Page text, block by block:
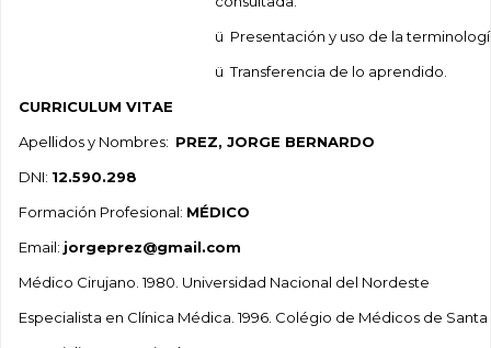
ü Presentación y uso de la
ü Transferencia de lo aprendido.
CURRICULUM VITAE
Apellidos y Nombres: PREZ, JORGE BERNARDO
DNI: 12.590.298
Formación Profesional: MÉDICO
Email: jorgeprez@gmail.com
Médico Cirujano. 1980. Universidad Nacional del Nordeste
Especialista en Clínica Médica. 1996. Colégio de Médicos de Santa